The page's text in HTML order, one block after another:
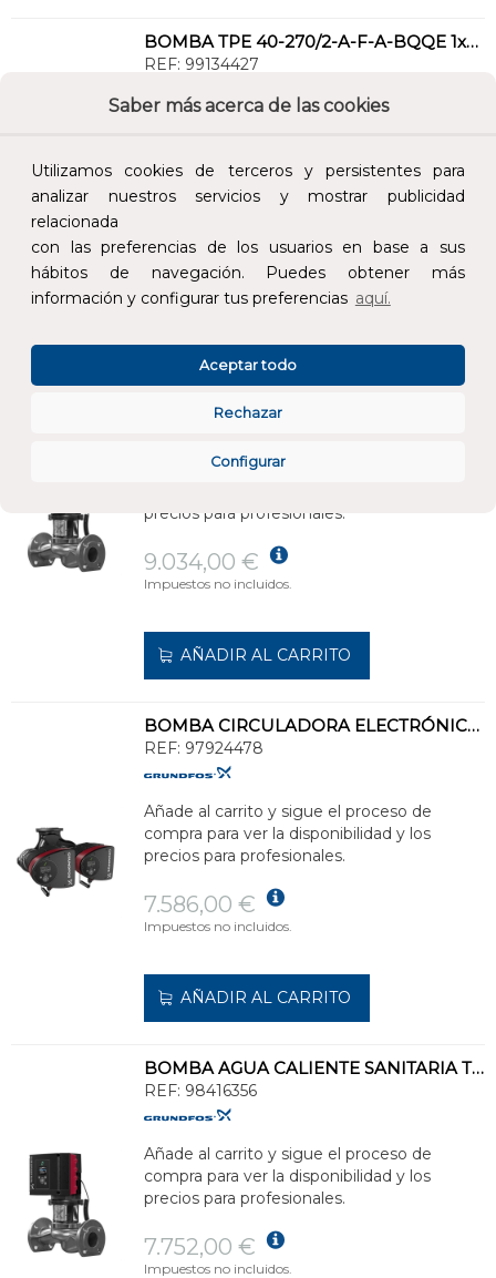
Saber más acerca de las cookies
Utilizamos cookies de terceros y persistentes para
analizar nuestros servicios y mostrar publicidad
relacionada
con las preferencias de los usuarios en base a sus
hábitos de navegación. Puedes obtener más
información y configurar tus preferencias aquí.
Configurar
Rechazar
Aceptar todo
BOMBA TPE 40-270/2-A-F-A-BQQE 1x230 50Hz
REF: 99134427
precios para profesionales.
Impuestos no incluidos.
AÑADIR AL CARRITO
98416508
Añade al carrito y sigue el proceso de
precios para profesionales.
9.034,00 €
Impuestos no incluidos.
AÑADIR AL CARRITO
BOMBA CIRCULADORA ELECTRÓNICA MAGNA3D/50-100 PN6/10
REF: 97924478
Añade al carrito y sigue el proceso de
compra para ver la disponibilidad y los
precios para profesionales.
7.586,00 €
Impuestos no incluidos.
AÑADIR AL CARRITO
BOMBA AGUA CALIENTE SANITARIA TPE3 32-180-S-A-F-I-BQQE
REF: 98416356
Añade al carrito y sigue el proceso de
compra para ver la disponibilidad y los
precios para profesionales.
7.752,00 €
Impuestos no incluidos.